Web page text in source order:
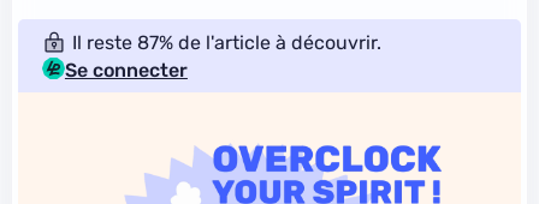
Il reste 87% de l'article à découvrir.
Se connecter